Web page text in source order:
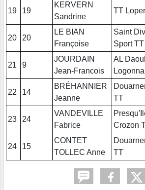
19 19
KERVERN
Sandrine
TT
20 20
LE BIAN
Françoise
Saint
Sport TT
21 9
JOURDAIN
Jean-Francois
AL
Logonna
22 14
BRÉHANNIER
Jeanne
TT
23 24
VANDEVILLE
Fabrice
Crozon
24 15
CONTET
TOLLEC Anne
TT